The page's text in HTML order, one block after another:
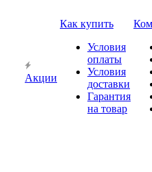
Акции
Как купить
Условия
оплаты
Условия
доставки
Гарантия
на товар